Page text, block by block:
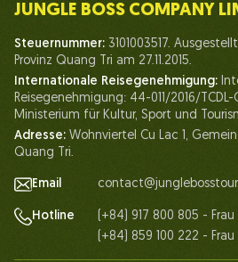
Mensch des Dschungelbosses
Leben bei Jungle Boss
Unsere Zertifikate
Partnerschaft
Kontaktieren Sie uns
JUNGLE BOSS COMPANY
Steuernummer: 3101003517.
Provinz Quang Tri am 27.11.2015.
Internationale Reisegenehmigung:
Reisegenehmigung: 44-011/2016/
Ministerium für Kultur, Sport und
Adresse: Wohnviertel Cu Lac 1,
Quang Tri.
Email
Hotline
(+84) 917 800 805 - Frau
(+84) 859 100 222 -